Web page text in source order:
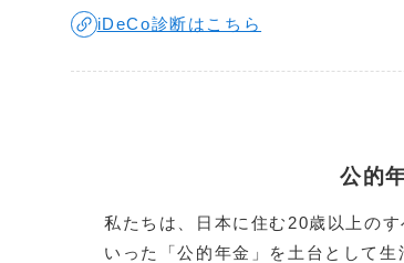
iDeCo診断はこちら
公的
私たちは、日本に住む20歳以上の
いった「公的年金」を土台として